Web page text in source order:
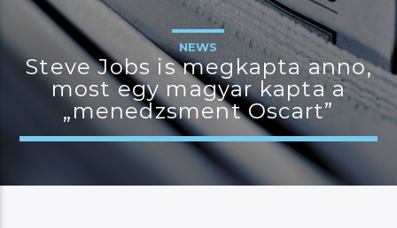
Ember Márk : Hang és Csend
JELENLEGI MŰSOR
KANAPÉ
NEWS
Steve Jobs is megkapta anno,
most egy magyar kapta a
„menedzsment Oscart”